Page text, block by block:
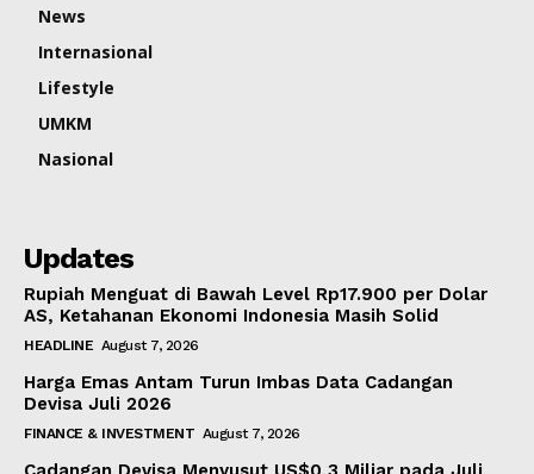
News
Internasional
Lifestyle
UMKM
Nasional
Updates
Rupiah Menguat di Bawah Level Rp17.900 per Dolar
AS, Ketahanan Ekonomi Indonesia Masih Solid
HEADLINE August 7, 2026
Harga Emas Antam Turun Imbas Data Cadangan
Devisa Juli 2026
FINANCE & INVESTMENT August 7, 2026